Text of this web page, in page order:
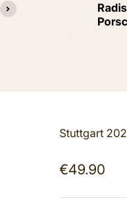
Stuttgart
Sale price
€49.90